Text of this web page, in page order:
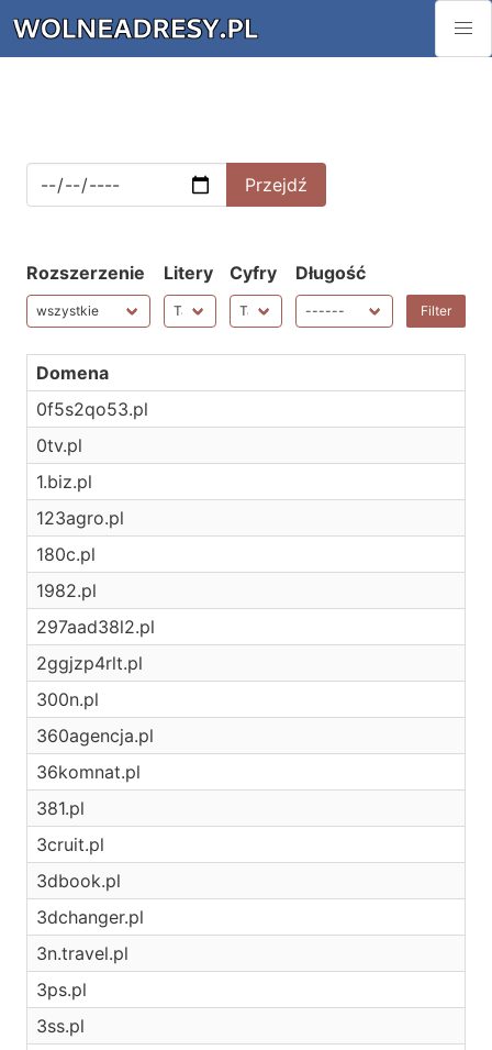
Rozszerzenie Litery Cyfry Długość
Domena
0f5s2qo53.pl
0tv.pl
1.biz.pl
123agro.pl
180c.pl
1982.pl
297aad38l2.pl
2ggjzp4rlt.pl
300n.pl
360agencja.pl
36komnat.pl
381.pl
3cruit.pl
3dbook.pl
3dchanger.pl
3n.travel.pl
3ps.pl
3ss.pl